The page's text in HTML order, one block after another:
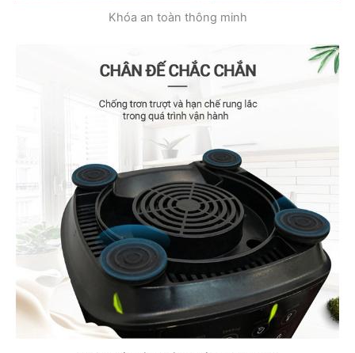
Khóa an toàn thông minh